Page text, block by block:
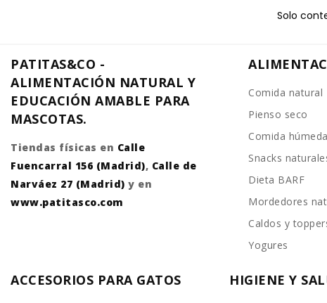
Solo
PATITAS&CO -
ALIMENTACIÓN NATURAL Y
EDUCACIÓN AMABLE PARA
MASCOTAS.
Tiendas físicas en Calle
Fuencarral 156 (Madrid), Calle de
Narváez 27 (Madrid) y en
www.patitasco.com
Comida natural
Pienso seco
Comida húmeda
Snacks
Dieta BARF
Mordedores
Caldos y
Yogures
ACCESORIOS PARA GATOS HIGIENE Y